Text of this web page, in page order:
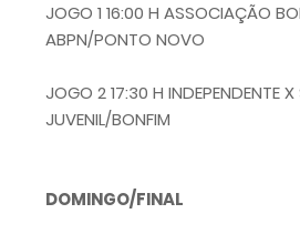
JOGO 1 16:00 H ASSOCIAÇÃO
ABPN/PONTO NOVO
JOGO 2 17:30 H INDEPENDENTE X
JUVENIL/BONFIM
DOMINGO/FINAL